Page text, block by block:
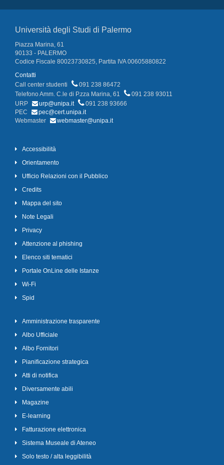
Università degli Studi di Palermo
Piazza Marina, 61
90133 - PALERMO
Codice Fiscale 80023730825, Partita IVA 00605880822
Contatti
Call center studenti
091 238 86472
Telefono Amm. C.le di P.zza Marina, 61
091 238 93011
URP
urp@unipa.it
091 238 93666
PEC
pec@cert.unipa.it
Webmaster
webmaster@unipa.it
Accessibilità
Orientamento
Ufficio Relazioni con il Pubblico
Credits
Mappa del sito
Note Legali
Privacy
Attenzione al phishing
Elenco siti tematici
Portale OnLine delle Istanze
Wi-Fi
Spid
Amministrazione trasparente
Albo Ufficiale
Albo Fornitori
Pianificazione strategica
Atti di notifica
Diversamente abili
Magazine
E-learning
Fatturazione elettronica
Sistema Museale di Ateneo
Solo testo / alta leggibilità